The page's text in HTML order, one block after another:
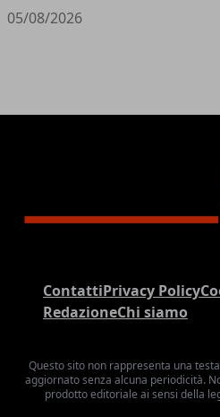
05/08/2026
ContattiPrivacy Policy
RedazioneChi siamo
Questo sito non rappresenta una
aggiornato senza alcuna periodicità.
prodotto editoriale ai sensi della